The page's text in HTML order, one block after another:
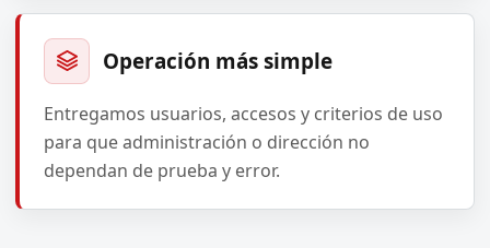
Operación más simple
Entregamos usuarios, accesos y criterios de uso
para que administración o dirección no
dependan de prueba y error.